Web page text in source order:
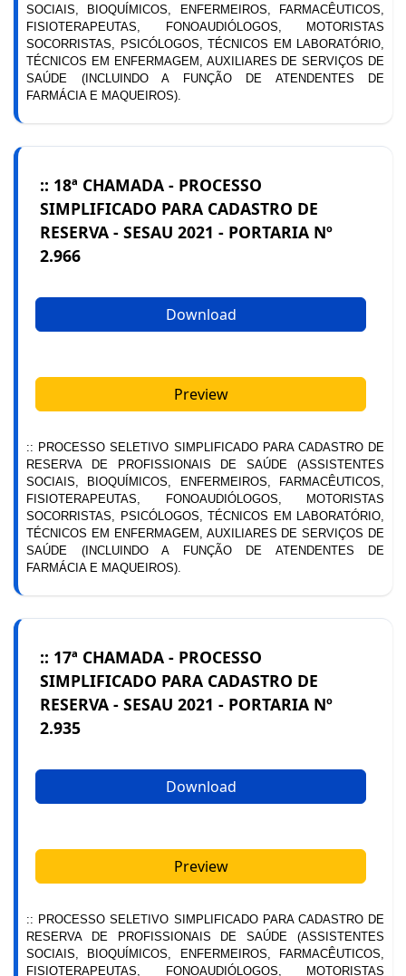
SOCIAIS, BIOQUÍMICOS, ENFERMEIROS, FARMACÊUTICOS,
FISIOTERAPEUTAS, FONOAUDIÓLOGOS, MOTORISTAS
SOCORRISTAS, PSICÓLOGOS, TÉCNICOS EM LABORATÓRIO,
TÉCNICOS EM ENFERMAGEM, AUXILIARES DE SERVIÇOS DE
SAÚDE (INCLUINDO A FUNÇÃO DE ATENDENTES DE
FARMÁCIA E MAQUEIROS).
:: 18ª CHAMADA - PROCESSO
SIMPLIFICADO PARA CADASTRO DE
RESERVA - SESAU 2021 - PORTARIA Nº
2.966
Download
Preview
:: PROCESSO SELETIVO SIMPLIFICADO PARA CADASTRO DE
RESERVA DE PROFISSIONAIS DE SAÚDE (ASSISTENTES
SOCIAIS, BIOQUÍMICOS, ENFERMEIROS, FARMACÊUTICOS,
FISIOTERAPEUTAS, FONOAUDIÓLOGOS, MOTORISTAS
SOCORRISTAS, PSICÓLOGOS, TÉCNICOS EM LABORATÓRIO,
TÉCNICOS EM ENFERMAGEM, AUXILIARES DE SERVIÇOS DE
SAÚDE (INCLUINDO A FUNÇÃO DE ATENDENTES DE
FARMÁCIA E MAQUEIROS).
:: 17ª CHAMADA - PROCESSO
SIMPLIFICADO PARA CADASTRO DE
RESERVA - SESAU 2021 - PORTARIA Nº
2.935
Download
Preview
:: PROCESSO SELETIVO SIMPLIFICADO PARA CADASTRO DE
RESERVA DE PROFISSIONAIS DE SAÚDE (ASSISTENTES
SOCIAIS, BIOQUÍMICOS, ENFERMEIROS, FARMACÊUTICOS,
FISIOTERAPEUTAS, FONOAUDIÓLOGOS, MOTORISTAS